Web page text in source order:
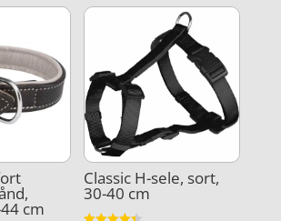
cm
Classic H-sele, sort,
30-40 cm